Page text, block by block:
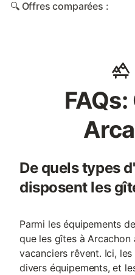
🔍 Offres comparées :
De quels types
disposent les
Parmi les équipements
que les gîtes à
vacanciers rêvent. Ici,
divers équipements, et